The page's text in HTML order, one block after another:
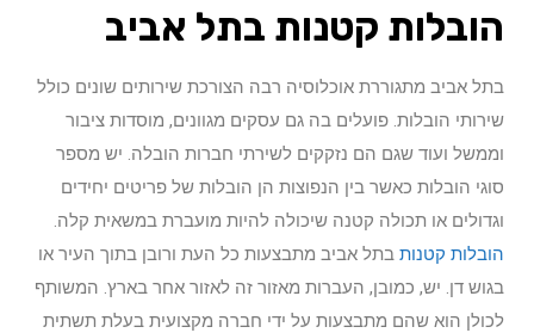
הובלות קטנות בתל אביב
בתל אביב מתגוררת אוכלוסיה רבה הצורכת שירותים שונים כולל
שירותי הובלות. פועלים בה גם עסקים מגוונים, מוסדות ציבור
וממשל ועוד שגם הם נזקקים לשירתי חברות הובלה. יש מספר
סוגי הובלות כאשר בין הנפוצות הן הובלות של פריטים יחידים
וגדולים או תכולה קטנה שיכולה להיות מועברת במשאית קלה.
הובלות קטנות בתל אביב מתבצעות כל העת ורובן בתוך העיר או
בגוש דן. יש, כמובן, העברות מאזור זה לאזור אחר בארץ. המשותף
לכולן הוא שהם מתבצעות על ידי חברה מקצועית בעלת תשתית